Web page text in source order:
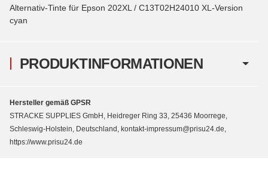
PRODUKTINFORMATIONEN
Alternativ-Tinte für Epson 202XL / C13T02H24010 XL-Version
cyan
Hersteller gemäß GPSR
STRACKE SUPPLIES GmbH, Heidreger Ring 33, 25436 Moorrege,
Schleswig-Holstein, Deutschland, kontakt-impressum@prisu24.de,
https://www.prisu24.de